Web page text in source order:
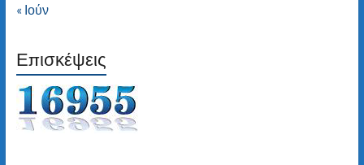
« Ιούν
Επισκέψεις